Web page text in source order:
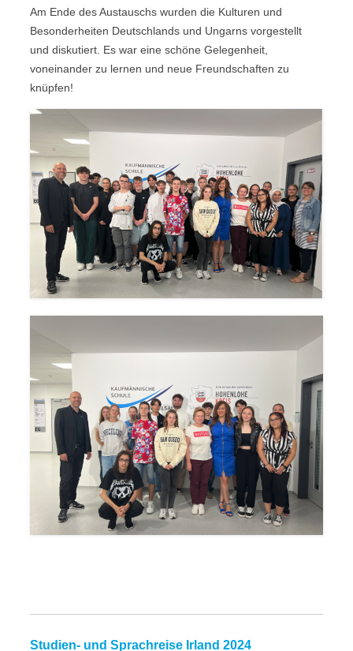
Am Ende des Austauschs wurden die Kulturen und
Besonderheiten Deutschlands und Ungarns vorgestellt
und diskutiert. Es war eine schöne Gelegenheit,
voneinander zu lernen und neue Freundschaften zu
knüpfen!
Studien- und Sprachreise Irland 2024